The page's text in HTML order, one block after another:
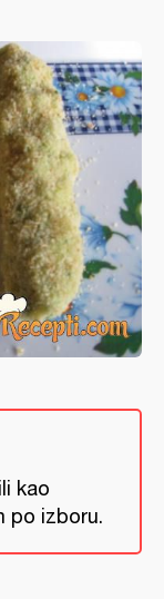
kao
po izboru.